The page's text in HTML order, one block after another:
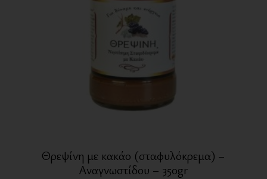
Θρεψίνη με κακάο (σταφυλόκρεμα) –
Αναγνωστίδου – 350gr